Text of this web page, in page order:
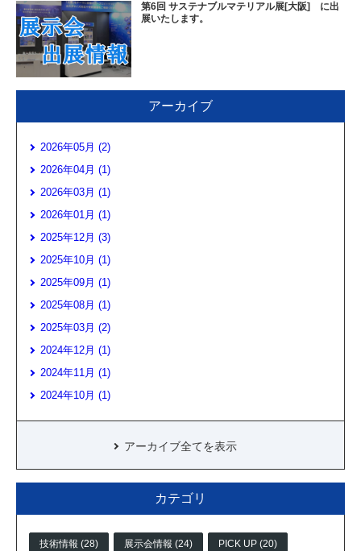
第6回 サステナブルマテリアル展[大阪] に出
展いたします。
アーカイブ
2026年05月 (2)
2026年04月 (1)
2026年03月 (1)
2026年01月 (1)
2025年12月 (3)
2025年10月 (1)
2025年09月 (1)
2025年08月 (1)
2025年03月 (2)
2024年12月 (1)
2024年11月 (1)
2024年10月 (1)
アーカイブ全てを表示
カテゴリ
技術情報 (28) 展示会情報 (24) PICK UP (20)